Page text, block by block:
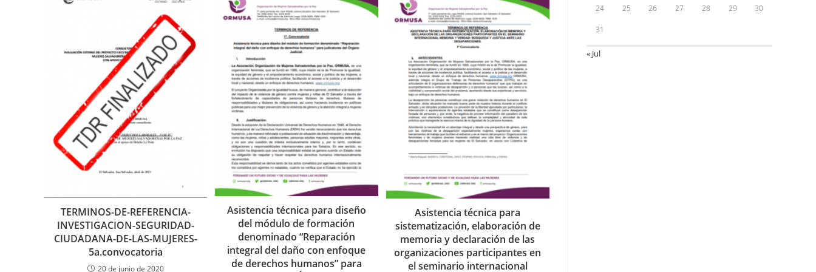
TERMINOS-DE-REFERENCIA-
INVESTIGACION-SEGURIDAD-
CIUDADANA-DE-LAS-MUJERES-
5a.convocatoria
20 de junio de 2020
Asistencia técnica para diseño
del módulo de formación
denominado “Reparación
integral del daño con enfoque
de derechos humanos” para
Asistencia técnica para
sistematización, elaboración de
memoria y declaración de las
organizaciones participantes en
el seminario internacional
24 25 26 27 28 29 30
31
« Jul